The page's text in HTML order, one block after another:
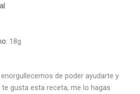
: 18g
de poder ayudarte y
gusta esta receta, me lo hagas